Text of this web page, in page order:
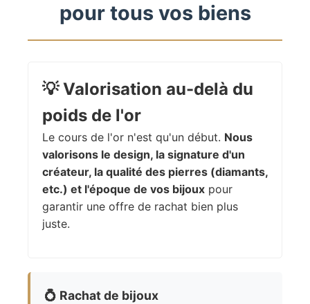
pour tous vos biens
💡Valorisation au-delà du
poids de l'or
Le cours de l'or n'est qu'un début. Nous
valorisons le design, la signature d'un
créateur, la qualité des pierres (diamants,
etc.) et l'époque de vos bijoux pour
garantir une offre de rachat bien plus
juste.
💍 Rachat de bijoux